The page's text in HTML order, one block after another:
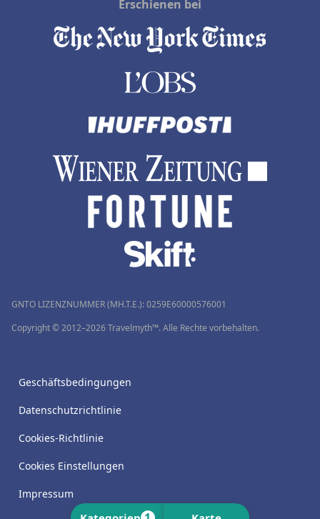
Erschienen bei
GNTO LIZENZNUMMER (MH.T.E.): 0259Ε60000576001
Copyright © 2012–2026 Travelmyth™. Alle Rechte vorbehalten.
Geschäftsbedingungen
Datenschutzrichtlinie
Cookies-Richtlinie
Cookies Einstellungen
Impressum